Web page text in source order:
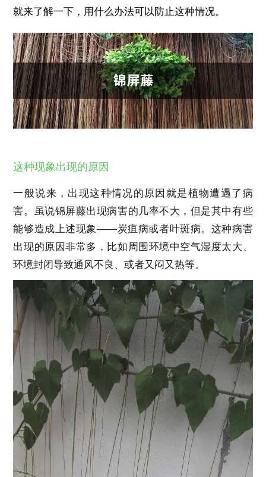
就来了解一下，用什么办法可以防止这种情况。
这种现象出现的原因
一般说来，出现这种情况的原因就是植物遭遇了病
害。虽说锦屏藤出现病害的几率不大，但是其中有些
能够造成上述现象——炭疽病或者叶斑病。这种病害
出现的原因非常多，比如周围环境中空气湿度太大、
环境封闭导致通风不良、或者又闷又热等。